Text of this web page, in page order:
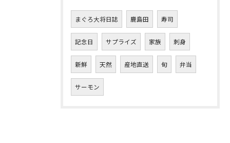
まぐろ大将日誌 鹿島田 寿司
記念日 サプライズ 家族 刺身
新鮮 天然 産地直送 旬 弁当
サーモン